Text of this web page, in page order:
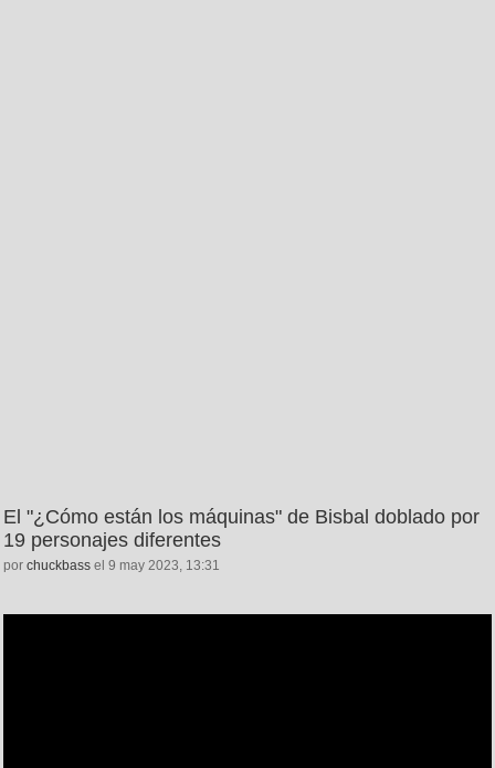
El "¿Cómo están los máquinas" de Bisbal doblado por
19 personajes diferentes
por chuckbass el 9 may 2023, 13:31